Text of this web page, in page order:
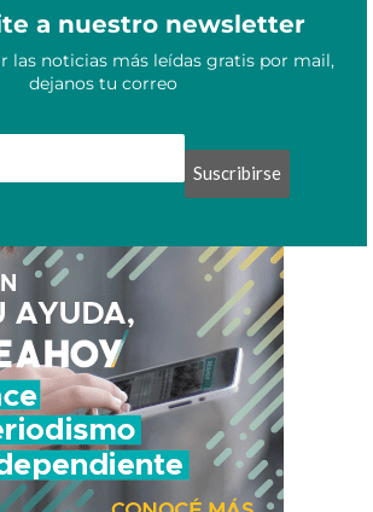
a nuestro newsletter
las noticias más leídas gratis por mail,
dejanos tu correo
Suscribirse